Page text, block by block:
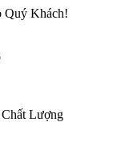
Quý Khách!
Lượng